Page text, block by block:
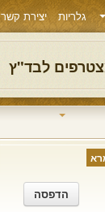
גלריות יצירת קשר
לבד"ץ
הדפסה